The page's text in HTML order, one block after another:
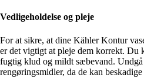
Vedligeholdelse og pleje
For at sikre, at dine Kähler Kontur
er det vigtigt at pleje dem korrekt. Du
fugtig klud og mildt sæbevand. Undgå
rengøringsmidler, da de kan